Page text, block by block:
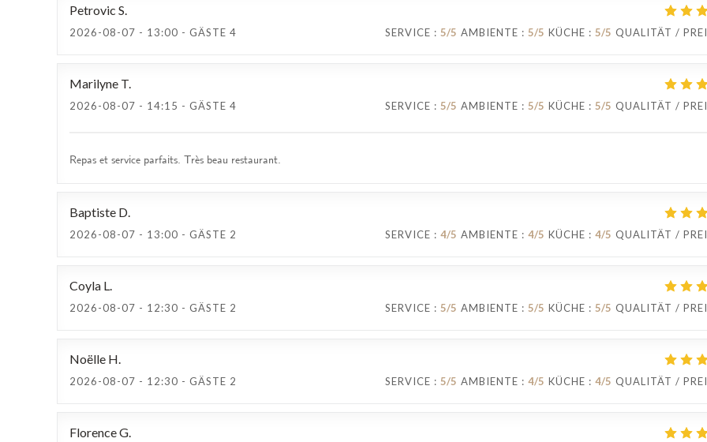
Petrovic S
2026-08-07 - 13:00 - GÄSTE 4 SERVICE : 5/5 AMBIENTE : 5/5 KÜCHE : 5/5 QUALITÄT /
Marilyne T
2026-08-07 - 14:15 - GÄSTE 4 SERVICE : 5/5 AMBIENTE : 5/5 KÜCHE : 5/5 QUALITÄT /
Repas et service parfaits. Très beau restaurant.
Baptiste D
2026-08-07 - 13:00 - GÄSTE 2 SERVICE : 4/5 AMBIENTE : 4/5 KÜCHE : 4/5 QUALITÄT /
Coyla L
2026-08-07 - 12:30 - GÄSTE 2 SERVICE : 5/5 AMBIENTE : 5/5 KÜCHE : 5/5 QUALITÄT /
Noëlle H
2026-08-07 - 12:30 - GÄSTE 2 SERVICE : 5/5 AMBIENTE : 4/5 KÜCHE : 4/5 QUALITÄT /
FlorenceG